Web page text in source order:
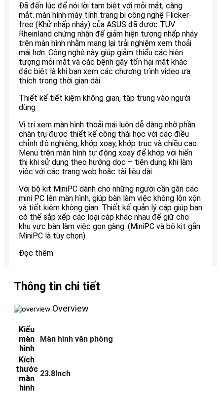
Đã đến lúc để nói lời tạm biệt với mỏi mắt, căng
mắt. màn hình máy tính trang bị công nghệ Flicker-
free (Khử nhấp nháy) của ASUS đã được TÜV
Rheinland chứng nhận để giảm hiện tượng nhấp nháy
trên màn hình nhằm mang lại trải nghiệm xem thoải
mái hơn. Công nghệ này giúp giảm thiểu các hiện
tượng mỏi mắt và các bệnh gây tổn hại mắt khác
đặc biệt là khi bạn xem các chương trình video ưa
thích trong thời gian dài.
Thiết kế tiết kiệm không gian, tập trung vào người
dùng
Vị trí xem màn hình thoải mái luôn dễ dàng nhờ phần
chân trụ được thiết kế công thái học với các điều
chỉnh độ nghiêng, khớp xoay, khớp trục và chiều cao.
Menu trên màn hình tự động xoay để khớp với hiển
thị khi sử dụng theo hướng dọc – tiện dụng khi làm
việc với các trang web hoặc tài liệu dài.
Với bộ kit MiniPC dành cho những người cần gắn các
mini PC lên màn hình, giúp bàn làm việc không lộn xộn
và tiết kiệm không gian. Thiết kế quản lý cáp giúp bạn
có thể sắp xếp các loại cáp khác nhau để giữ cho
khu vực bàn làm việc gọn gàng. (MiniPC và bộ kit gắn
MiniPC là tùy chọn).
Đọc thêm
Thông tin chi tiết
Overview
Kiểu
màn
hình
Màn hình văn phòng
Kích
thước
màn
hình
23.8Inch